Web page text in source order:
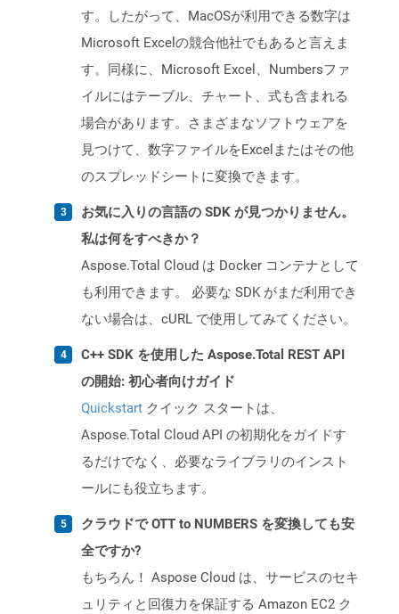
す。したがって、MacOSが利用できる数字は
Microsoft Excelの競合他社でもあると言えま
す。同様に、Microsoft Excel、Numbersファ
イルにはテーブル、チャート、式も含まれる
場合があります。さまざまなソフトウェアを
見つけて、数字ファイルをExcelまたはその他
のスプレッドシートに変換できます。
お気に入りの言語の SDK が見つかりません。
私は何をすべきか？
Aspose.Total Cloud は Docker コンテナとして
も利用できます。 必要な SDK がまだ利用でき
ない場合は、cURL で使用してみてください。
C++ SDK を使用した Aspose.Total REST API
の開始: 初心者向けガイド
Quickstart クイック スタートは、
Aspose.Total Cloud API の初期化をガイドす
るだけでなく、必要なライブラリのインスト
ールにも役立ちます。
クラウドで OTT to NUMBERS を変換しても安
全ですか?
もちろん！ Aspose Cloud は、サービスのセキ
ュリティと回復力を保証する Amazon EC2 ク